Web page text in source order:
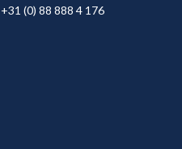
+31 (0) 88 888 4 176